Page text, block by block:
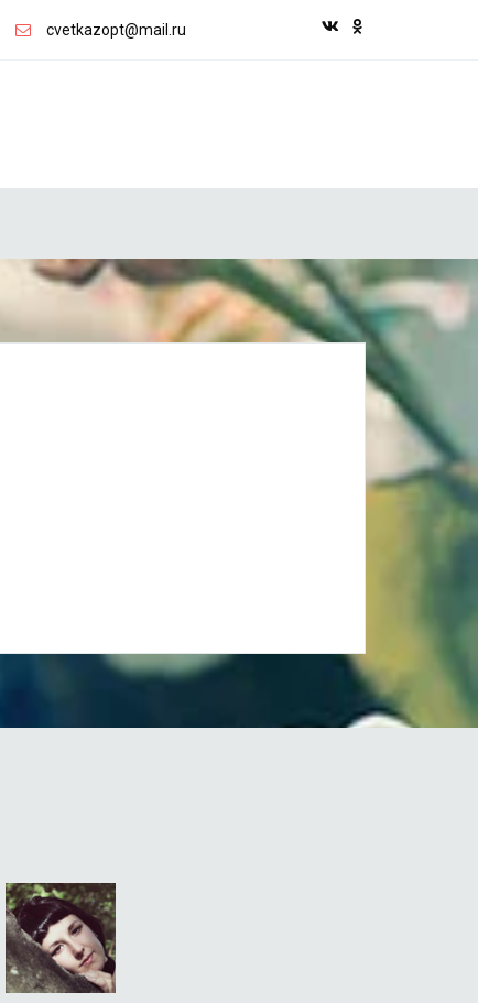
cvetkazopt@mail.ru